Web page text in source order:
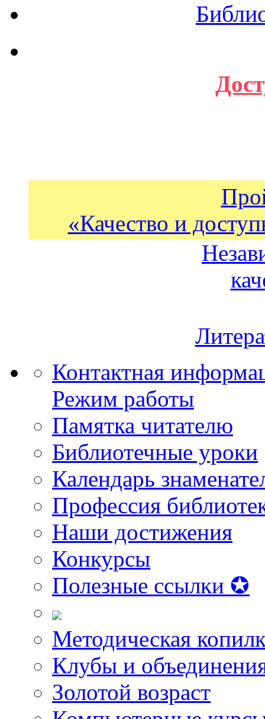
«Качество и
Контактная
Режим работы
Памятка читателю
Библиотечные уроки
Календарь
Профессия
Наши достижения
Конкурсы
Полезные ссылки ✪
Методическая
Клубы и
Золотой возраст